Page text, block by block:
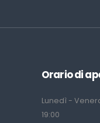
Orario di
Lunedì -
19:00